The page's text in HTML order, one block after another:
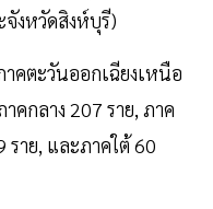
จังหวัดสิงห์บุรี)
คตะวันออกเฉียงเหนือ
คกลาง 207 ราย, ภาค
าย, และภาคใต้ 60